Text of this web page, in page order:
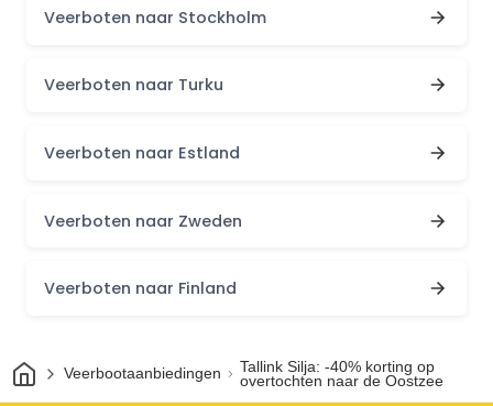
Veerboten naar Stockholm
Veerboten naar Turku
Veerboten naar Estland
Veerboten naar Zweden
Veerboten naar Finland
ThuisVeerbootaanbiedingen
Tallink Silja: -40% korting op
overtochten naar de Oostzee